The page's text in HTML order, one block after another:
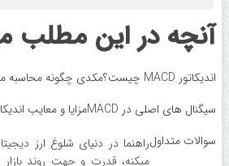
آنچه در این مطلب
اندیکاتور MACD چیست؟
مکدی چگونه محاسبه
سیگنال های اصلی در MACD
مزایا و معایب
سوالات متداولراهنما در دنیای شلوغ ارز
میکنه، قدرت و جهت روند